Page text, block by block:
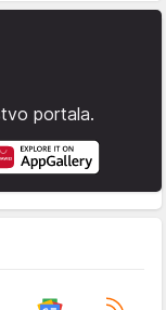
portala.